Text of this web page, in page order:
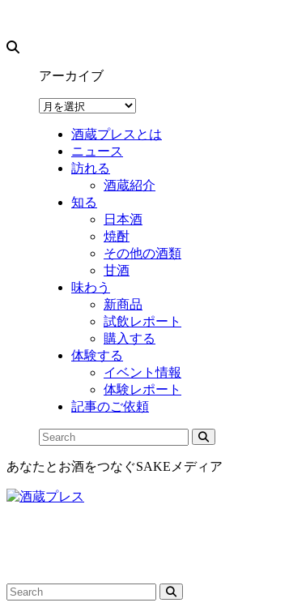
アーカイブ
ア
酒蔵プレスとは
ニュース
訪れる
酒蔵紹介
知る
日本酒
焼酎
その他の酒類
甘酒
味わう
新商品
試飲レポート
購入する
体験する
イベント情報
体験レポート
記事のご依頼
あなたとお酒をつなぐSAKEメディア